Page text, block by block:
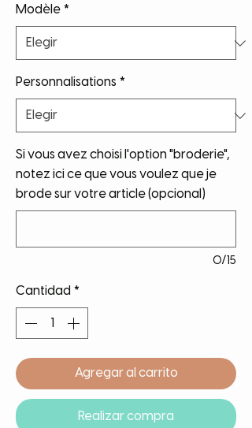
Modèle *
Personnalisations *
Si vous avez choisi l'option "broderie",
notez ici ce que vous voulez que je
brode sur votre article (opcional)
0/15
Cantidad *
Agregar al carrito
Realizar compra